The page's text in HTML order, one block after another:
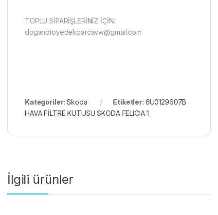
TOPLU SİPARİŞLERİNİZ İÇİN:
doganotoyedekparcavw@gmail.com
Kategoriler:Skoda Etiketler: 6U0129607B
HAVA FİLTRE KUTUSU SKODA FELICIA 1
İlgili ürünler